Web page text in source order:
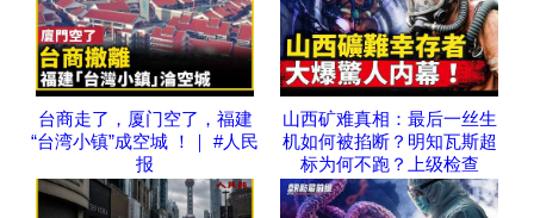
台商走了，厦门空了，福建
“台湾小镇”成空城 ！｜ #人民
报
山西矿难真相：最后一丝生
机如何被掐断？明知瓦斯超
标为何不跑？上级检查